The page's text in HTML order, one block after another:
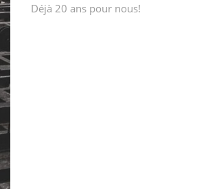
Déjà 20 ans pour nous!